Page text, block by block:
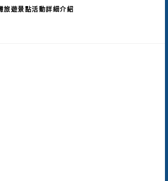
旅遊景點活動詳細介紹